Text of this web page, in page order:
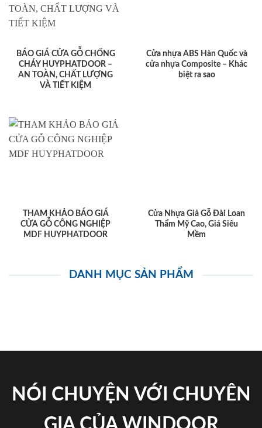
BÁO GIÁ CỬA GỖ CHỐNG
CHÁY HUYPHATDOOR –
AN TOÀN, CHẤT LƯỢNG
VÀ TIẾT KIỆM
Cửa nhựa ABS Hàn Quốc và
cửa nhựa Composite – Khác
biệt ra sao
THAM KHẢO BÁO GIÁ
CỬA GỖ CÔNG NGHIỆP
MDF HUYPHATDOOR
Cửa Nhựa Giả Gỗ Đài Loan
Thẩm Mỹ Cao, Giá Siêu
Mềm
DANH MỤC SẢN PHẨM
NÓI CHUYỆN VỚI CHUYÊN